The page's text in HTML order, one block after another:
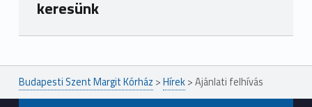
keresünk
Ugrás a főmenühöz
Budapesti Szent Margit Kórház >Hírek>Ajánlati felhívás